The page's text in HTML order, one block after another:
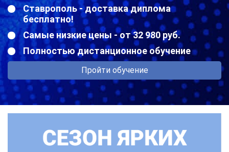
Ставрополь - доставка диплома
бесплатно!
Самые низкие цены - от 32 980 руб.
Полностью дистанционное обучение
Пройти обучение